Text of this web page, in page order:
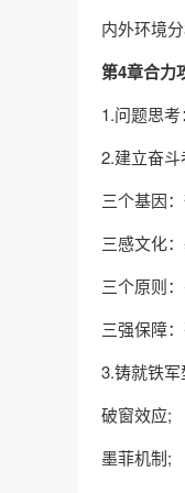
内外环境
第4章合力
1.问题思
2.建立奋斗
三个基因
三感文化
三个原则
三强保障
3.铸就铁军
破窗效应;
墨菲机制;